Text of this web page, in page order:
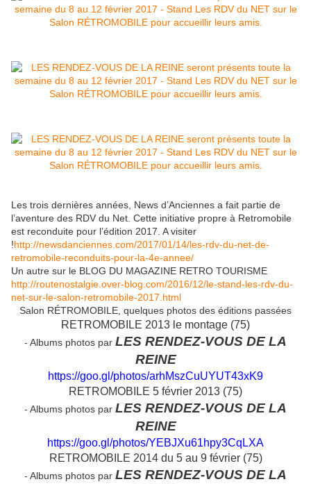
Les trois dernières années, News d’Anciennes a fait partie de
l’aventure des RDV du Net. Cette initiative propre à Retromobile
est reconduite pour l’édition 2017. A visiter
!http://newsdanciennes.com/2017/01/14/les-rdv-du-net-de-
retromobile-reconduits-pour-la-4e-annee/
Un autre sur le BLOG DU MAGAZINE RETRO TOURISME
http://routenostalgie.over-blog.com/2016/12/le-stand-les-rdv-du-
net-sur-le-salon-retromobile-2017.html
Salon RÉTROMOBILE, quelques photos des éditions passées
RETROMOBILE 2013 le montage (75)
- Albums photos par LES RENDEZ-VOUS DE LA
REINE
https://goo.gl/photos/arhMszCuUYUT43xK9
RETROMOBILE 5 février 2013 (75)
- Albums photos par LES RENDEZ-VOUS DE LA
REINE
https://goo.gl/photos/YEBJXu61hpy3CqLXA
RETROMOBILE 2014 du 5 au 9 février (75)
- Albums photos par LES RENDEZ-VOUS DE LA